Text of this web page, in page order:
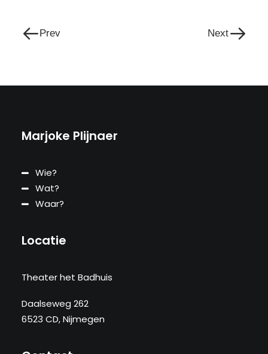
Prev Next
Marjoke Plijnaer
Wie?
Wat?
Waar?
Locatie
Theater het Badhuis
Daalseweg 262
6523 CD, Nijmegen